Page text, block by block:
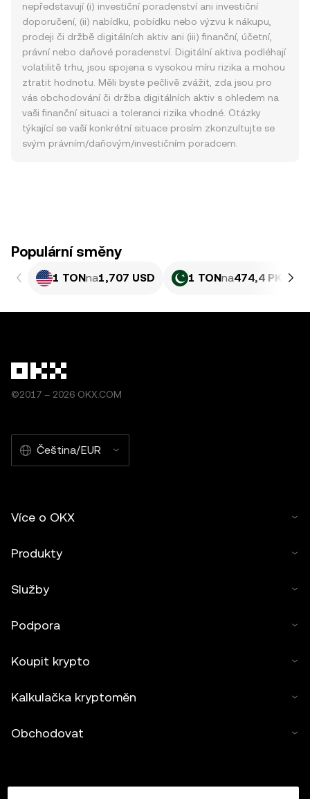
nepředstavují (i) investiční poradenství ani investiční
doporučení, (ii) nabídku, pobídku nebo výzvu k nákupu,
prodeji či držbě digitálních aktiv ani (iii) finanční, účetní,
právní nebo daňové poradenství. Digitální aktiva podléhají
volatilitě trhu, jsou spojena s vysokou míru rizika a mohou
ztratit hodnotu. Měli byste pečlivě zvážit, zda jsou pro
vás obchodování či držba digitálních aktiv s ohledem na
vaši finanční situaci a toleranci rizika vhodné. Otázky
týkající se vaší konkrétní situace prosím zkonzultujte se
svým právním/daňovým/investičním poradcem.
Populární směny
1 TONna1,707 USD 1 TONna474,4 PKR
©2017 – 2026 OKX.COM
Čeština/EUR
Více o OKX
Produkty
Služby
Podpora
Koupit krypto
Kalkulačka kryptoměn
Obchodovat